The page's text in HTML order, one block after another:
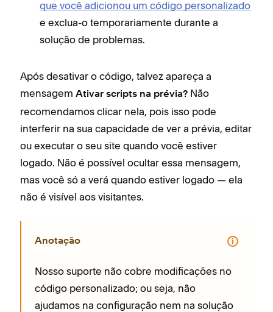
que você adicionou um código personalizado
e exclua-o temporariamente durante a
solução de problemas.
Após desativar o código, talvez apareça a
mensagem Ativar scripts na prévia? Não
recomendamos clicar nela, pois isso pode
interferir na sua capacidade de ver a prévia, editar
ou executar o seu site quando você estiver
logado. Não é possível ocultar essa mensagem,
mas você só a verá quando estiver logado — ela
não é visível aos visitantes.
Anotação
Nosso suporte não cobre modificações no
código personalizado; ou seja, não
ajudamos na configuração nem na solução